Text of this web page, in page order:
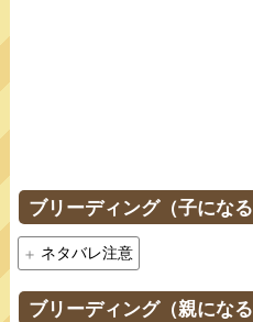
ブリーディング（子になる
ネタバレ注意
ブリーディング（親になる